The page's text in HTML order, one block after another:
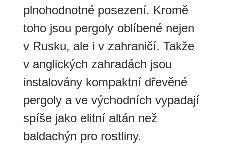
plnohodnotné posezení. Kromě
toho jsou pergoly oblíbené nejen
v Rusku, ale i v zahraničí. Takže
v anglických zahradách jsou
instalovány kompaktní dřevěné
pergoly a ve východních vypadají
spíše jako elitní altán než
baldachýn pro rostliny.